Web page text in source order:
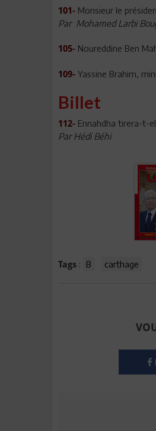
101- Monsieur le
Par Mohamed Larbi
105- Noureddine Ben
109- Yassine Brahim,
Billet
112- Ennahdha tirera-t-
Par Hédi Béhi
Tags : B carthage